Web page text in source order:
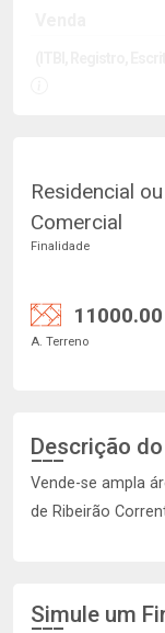
Residencial ou
Comercial
Finalidade
A. Terreno
Descrição
Vende-se ampla
de Ribeirão
Simule um